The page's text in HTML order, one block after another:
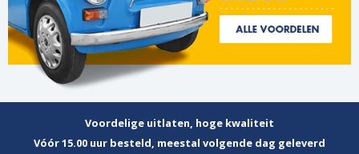
Voordelige uitlaten, hoge kwaliteit
Vóór 15.00 uur besteld, meestal volgende dag geleverd